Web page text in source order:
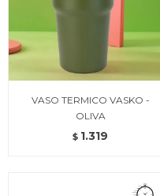
VASO TERMICO VASKO -
OLIVA
$ 1.319